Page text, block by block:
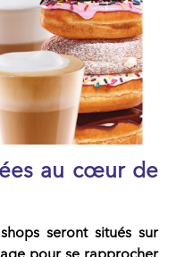
au cœur de
seront situés sur